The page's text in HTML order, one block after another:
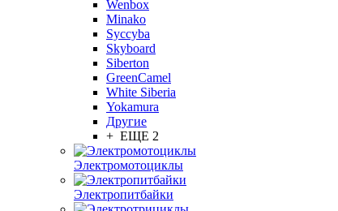
Wenbox
Minako
Syccyba
Skyboard
Siberton
GreenCamel
White Siberia
Yokamura
Другие
+ ЕЩЕ 2
Электромотоциклы
Электропитбайки